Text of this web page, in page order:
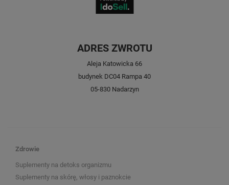
ADRES ZWROTU
Aleja Katowicka 66
budynek DC04 Rampa 40
05-830 Nadarzyn
Zdrowie
Suplementy na detoks organizmu
Suplementy na skórę, włosy i paznokcie